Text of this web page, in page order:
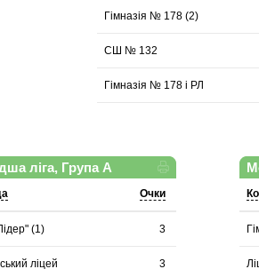
Гімназія № 178 (2)
СШ № 132
Гімназія № 178 і РЛ
ліга, Група А
Очки
(1) 3
ліцей 3